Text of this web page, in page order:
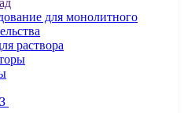
для монолитного
раствора